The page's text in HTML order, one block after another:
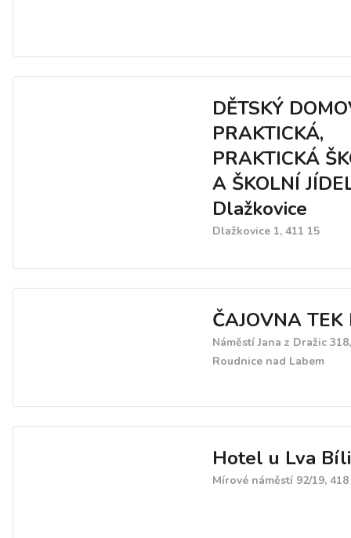
DĚTSKÝ
PRAKTICKÁ,
PRAKTICKÁ
A ŠKOLNÍ
Dlažkovice
Dlažkovice 1, 411 15
ČAJOVNA TEK
Náměstí Jana z Dražic
Roudnice nad Labem
Hotel u Lva
Mírové náměstí 92/19,